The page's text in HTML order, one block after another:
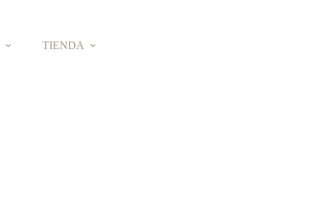
TIENDA